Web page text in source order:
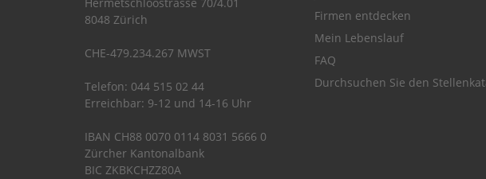
8048 Zürich
CHE-479.234.267 MWST
Telefon: 044 515 02 44
Erreichbar: 9-12 und 14-16 Uhr
IBAN CH88 0070 0114 8031 5666 0
Zürcher Kantonalbank
BIC ZKBKCHZZ80A
Firmen entdecken
Mein Lebenslauf
FAQ
Durchsuchen Sie den